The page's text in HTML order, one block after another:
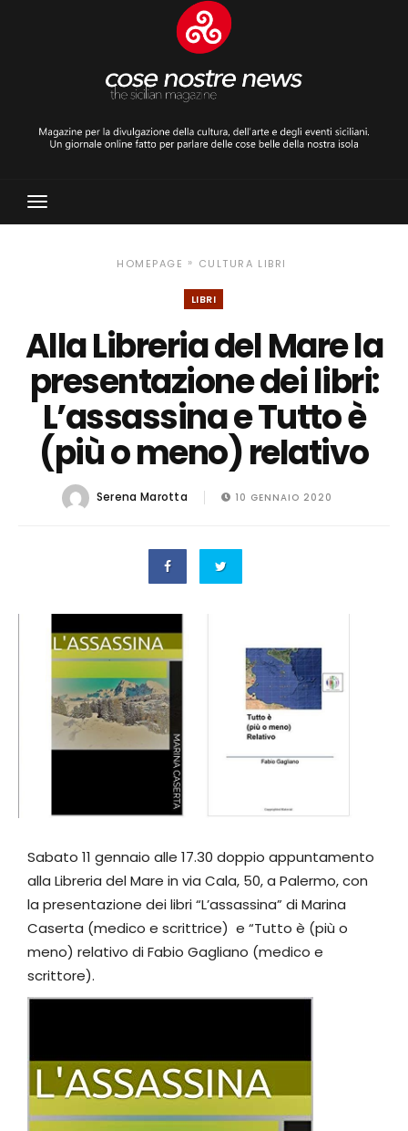
Toggle
Navigation
HOMEPAGE » CULTURA LIBRI
LIBRI
Alla Libreria del Mare la
presentazione dei libri:
L’assassina e Tutto è
(più o meno) relativo
Serena Marotta 10 GENNAIO 2020
Sabato 11 gennaio alle 17.30 doppio appuntamento
alla Libreria del Mare in via Cala, 50, a Palermo, con
la presentazione dei libri “L’assassina” di Marina
Caserta (medico e scrittrice) e “Tutto è (più o
meno) relativo di Fabio Gagliano (medico e
scrittore).